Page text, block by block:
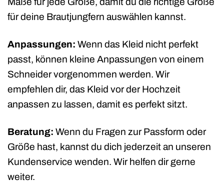
für deine Brautjungfern auswählen kannst.
Anpassungen: Wenn das Kleid nicht perfekt
passt, können kleine Anpassungen von einem
Schneider vorgenommen werden. Wir
empfehlen dir, das Kleid vor der Hochzeit
anpassen zu lassen, damit es perfekt sitzt.
Beratung: Wenn du Fragen zur Passform oder
Größe hast, kannst du dich jederzeit an unseren
Kundenservice wenden. Wir helfen dir gerne
weiter.